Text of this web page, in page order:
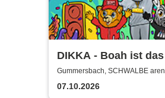
DIKKA - Boah ist
Tour 2026
Gummersbach, SCHWALBE
Schwalbe Arena Gummersbach
07.10.2026